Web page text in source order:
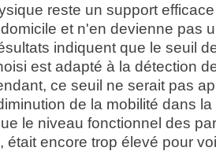
reste un support
et n'en devienne pas
indiquent que le seuil
est adapté à la détection
ce seuil ne serait pas
de la mobilité dans
le niveau fonctionnel des
était encore trop élevé pour